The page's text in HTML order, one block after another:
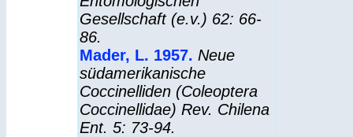
Gesellschaft (e.v.) 62: 66-
86.
Mader, L. 1957. Neue
südamerikanische
Coccinelliden (Coleoptera
Coccinellidae) Rev. Chilena
Ent. 5: 73-94.